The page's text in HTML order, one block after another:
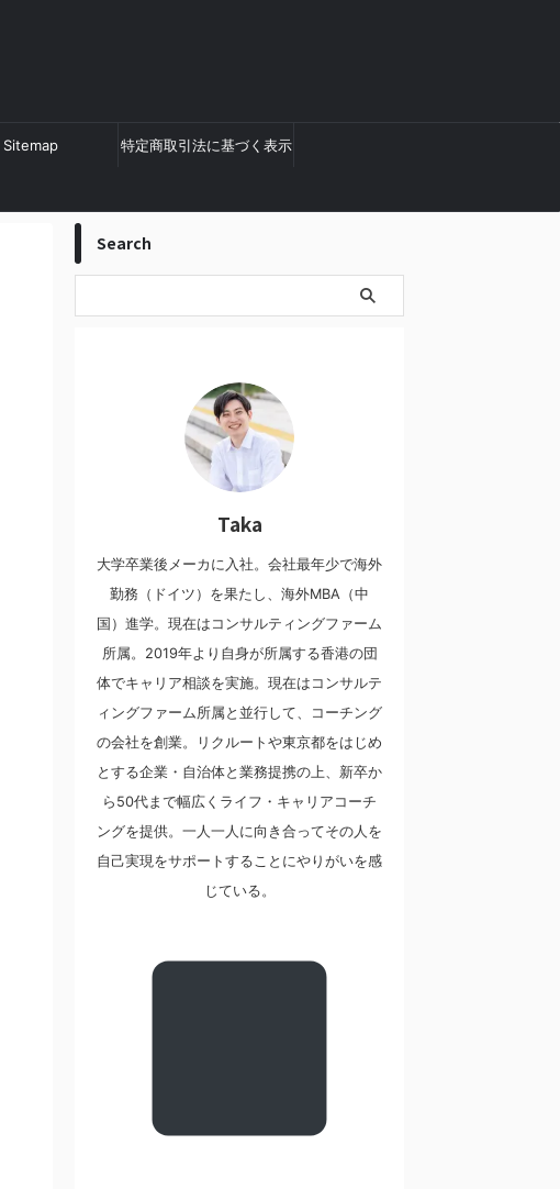
Sitemap 特定商取引法に基づく表示
Search
Taka
大学卒業後メーカに入社。会社最年少で海外
勤務（ドイツ）を果たし、海外MBA（中
国）進学。現在はコンサルティングファーム
所属。2019年より自身が所属する香港の団
体でキャリア相談を実施。現在はコンサルテ
ィングファーム所属と並行して、コーチング
の会社を創業。リクルートや東京都をはじめ
とする企業・自治体と業務提携の上、新卒か
ら50代まで幅広くライフ・キャリアコーチ
ングを提供。一人一人に向き合ってその人を
自己実現をサポートすることにやりがいを感
じている。